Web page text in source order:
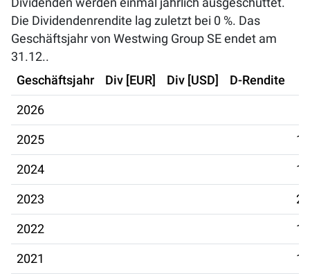
Dividenden werden einmal jährlich ausgeschüttet.
Die Dividendenrendite lag zuletzt bei 0 %. Das
Geschäftsjahr von Westwing Group SE endet am
31.12..
Geschäftsjahr
Div [EUR] Div [USD] D-Rendite
2026
2025
2024
2023
2022
2021